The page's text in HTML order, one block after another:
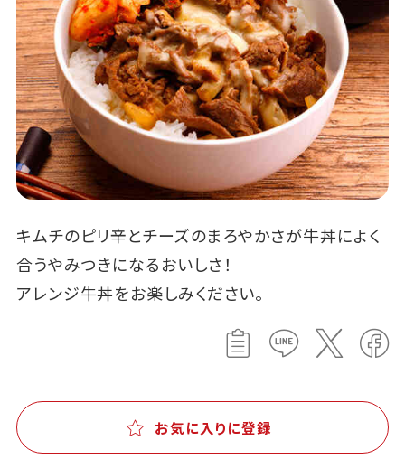
キムチのピリ辛とチーズのまろやかさが牛丼によく
合うやみつきになるおいしさ！
アレンジ牛丼をお楽しみください。
お気に入りに登録